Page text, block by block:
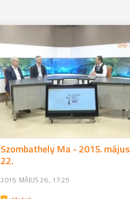
Szombathely Ma - 2015. május
22.
2015. MÁJUS 26., 17:25